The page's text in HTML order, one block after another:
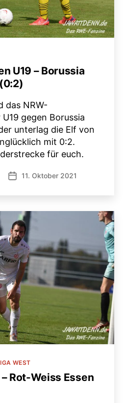
U19 – Borussia
das NRW-
gegen Borussia
unterlag die Elf von
mit 0:2.
für euch.
Veröffentlichungsdatum
11. Oktober 2021
WEST
Rot-Weiss Essen